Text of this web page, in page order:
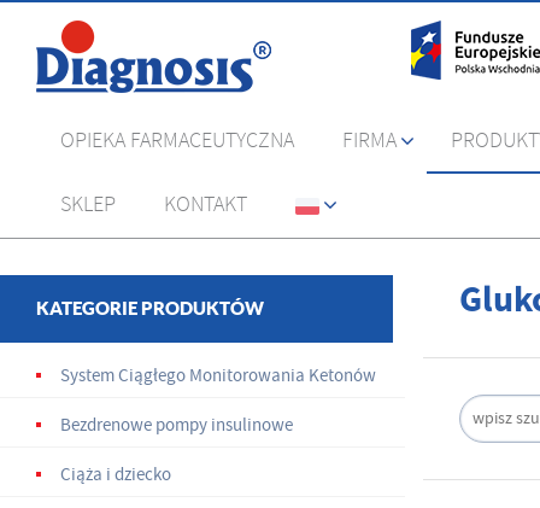
OPIEKA FARMACEUTYCZNA FIRMA
SKLEP KONTAKT
KATEGORIE PRODUKTÓW
System Ciągłego Monitorowania Ketonów
Bezdrenowe pompy insulinowe
Ciąża i dziecko